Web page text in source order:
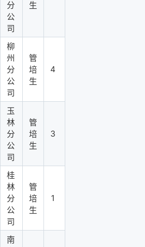
分
公
司
生
柳
州
分
公
司
管
培
生
4
玉
林
分
公
司
管
培
生
3
桂
林
分
公
司
管
培
生
1
南